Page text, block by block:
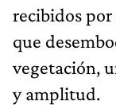
recibidos
que
vegetación,
y amplitud.